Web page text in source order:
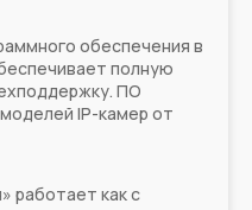
обеспечения в
полную
ПО
IP-камер от
работает как с